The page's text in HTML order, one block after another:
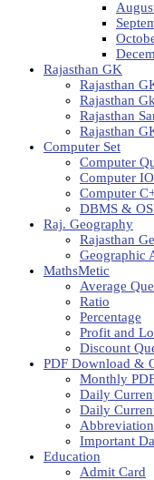
Rajasthan GK
Rajasthan
Rajasthan
Rajasthan
Rajasthan
Computer Set
Computer
Computer
Computer
DBMS &
Raj. Geography
Rajasthan
Geographic
MathsMetic
Average
Ratio
Percentage
Profit and
Discount
PDF Download &
Monthly
Daily
Daily
Important
Education
Admit Card